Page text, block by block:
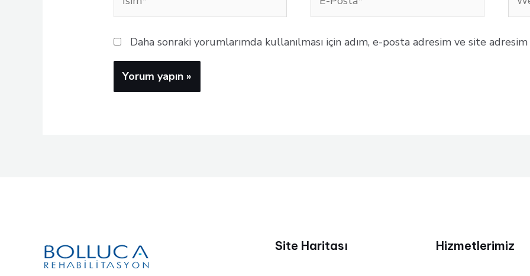
Posta*
Daha sonraki yorumlarımda kullanılması için adım, e-posta adresim ve site
Site Haritası Hizmetlerimiz